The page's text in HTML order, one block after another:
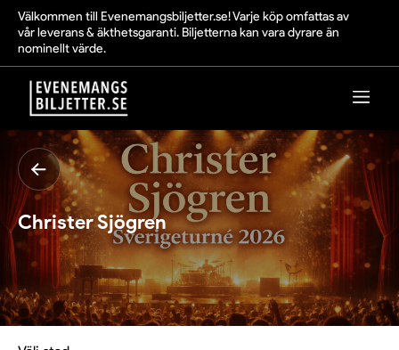
Välkommen till Evenemangsbiljetter.se! Varje köp omfattas av
vår leverans & äkthetsgaranti. Biljetterna kan vara dyrare än
nominellt värde.
Christer Sjögren